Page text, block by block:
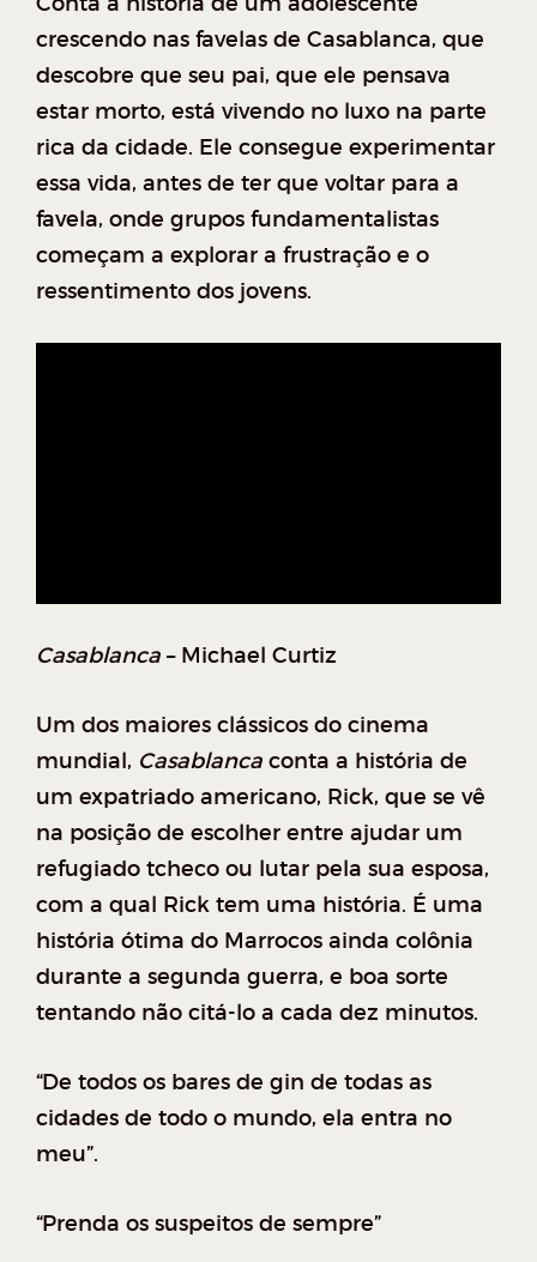
crescendo nas favelas de Casablanca, que
descobre que seu pai, que ele pensava
estar morto, está vivendo no luxo na parte
rica da cidade. Ele consegue experimentar
essa vida, antes de ter que voltar para a
favela, onde grupos fundamentalistas
começam a explorar a frustração e o
ressentimento dos jovens.
Casablanca – Michael Curtiz
Um dos maiores clássicos do cinema
mundial, Casablanca conta a história de
um expatriado americano, Rick, que se vê
na posição de escolher entre ajudar um
refugiado tcheco ou lutar pela sua esposa,
com a qual Rick tem uma história. É uma
história ótima do Marrocos ainda colônia
durante a segunda guerra, e boa sorte
tentando não citá-lo a cada dez minutos.
“De todos os bares de gin de todas as
cidades de todo o mundo, ela entra no
meu”.
“Prenda os suspeitos de sempre”